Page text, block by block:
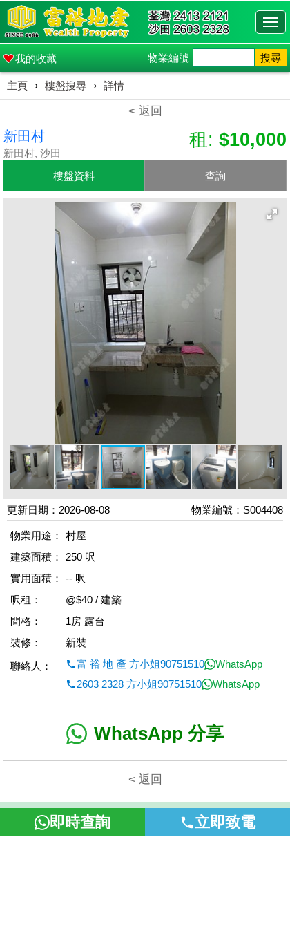
我的收藏 物業編號 搜尋
主頁 › 樓盤搜尋 › 詳情
< 返回
新田村
新田村, 沙田
租: $10,000
樓盤資料 查詢
更新日期：2026-08-08 物業編號：S004408
物業用途：
村屋
建築面積：
250 呎
實用面積：
-- 呎
呎租：
@$40 / 建築
間格：
1房 露台
裝修：
新裝
聯絡人：
富 裕 地 產 方小姐90751510
WhatsApp
2603 2328 方小姐90751510
WhatsApp
WhatsApp 分享
< 返回
即時查詢 立即致電
本網頁所提供資料僅作參考用途。若因錯漏而引致任何不便或損
失，富裕地產概不負責。